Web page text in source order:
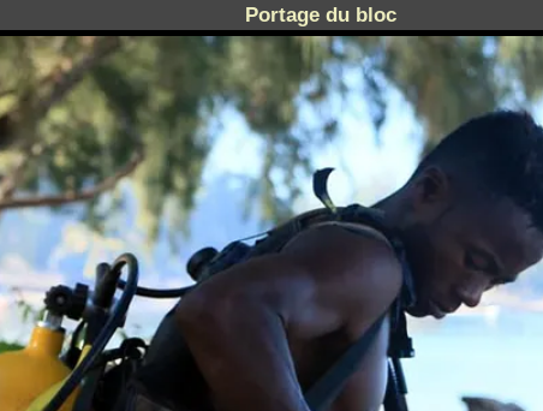
Portage du bloc